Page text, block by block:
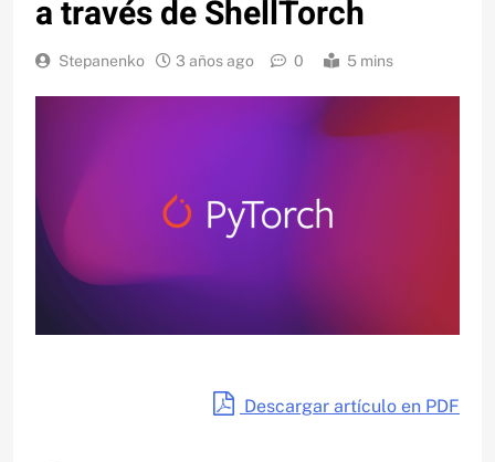
a través de ShellTorch
Stepanenko 3 años ago 0 5 mins
Descargar artículo en PDF